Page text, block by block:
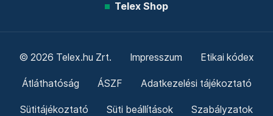
Telex Shop
© 2026 Telex.hu Zrt. Impresszum Etikai kódex
Átláthatóság ÁSZF Adatkezelési tájékoztató
Sütitájékoztató Süti beállítások Szabályzatok